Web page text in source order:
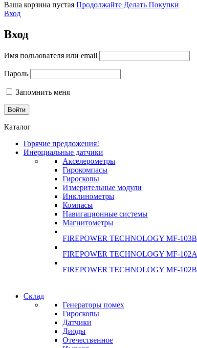
Ваша корзина пустая Продолжайте Делать Покупки
Вход
Вход
Имя пользователя или email
Пароль
Запомнить меня
Каталог
Горячие предложения!
Инерциальные датчики
Акселерометры
Гирокомпасы
Гироскопы
Измерительные модули
Инклинометры
Компасы
Навигационные системы
Магнитометры
FIREPOWER TECHNOLOGY MF-103B
FIREPOWER TECHNOLOGY MF-102A
FIREPOWER TECHNOLOGY MF-102B
Склад
Генераторы помех
Гироскопы
Датчики
Диоды
Отечественное